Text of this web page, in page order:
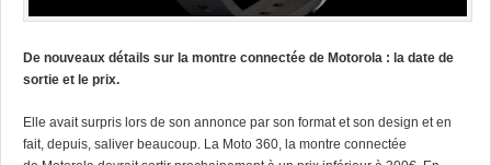
De nouveaux détails sur la montre connectée de Motorola : la date de
sortie et le prix.
Elle avait surpris lors de son annonce par son format et son design et en
fait, depuis, saliver beaucoup. La Moto 360, la montre connectée